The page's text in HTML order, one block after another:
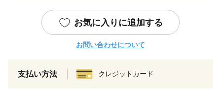
お気に入りに追加する
お問い合わせについて
支払い方法 クレジットカード